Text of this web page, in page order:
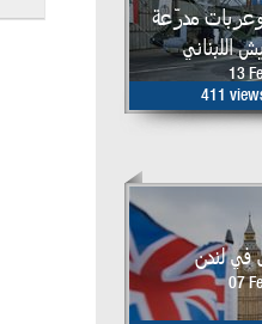
مدرّعة
اللبناني
13
411
لندن
07